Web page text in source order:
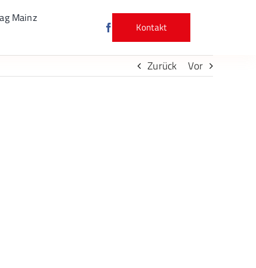
Mainz
Kontakt
Zurück Vor